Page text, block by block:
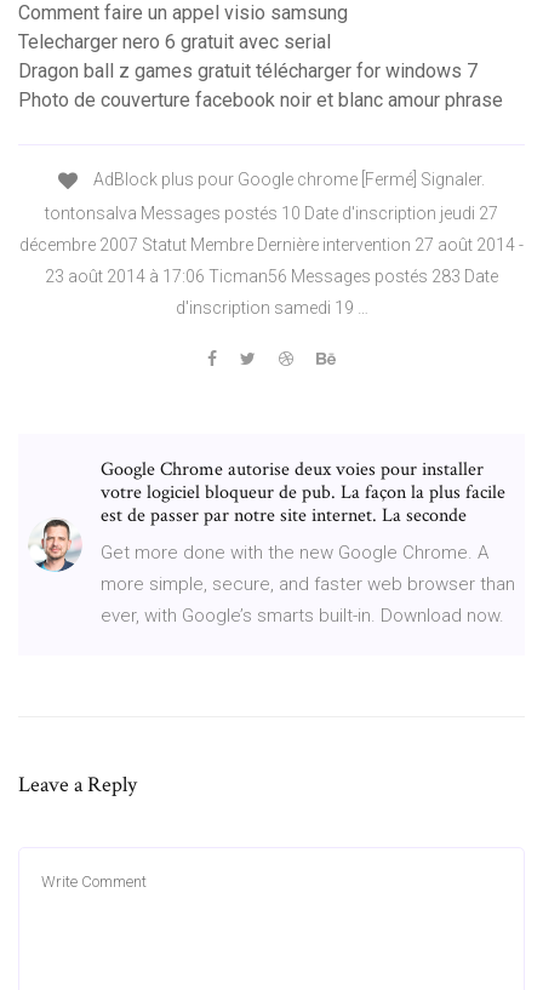
Comment faire un appel visio samsung
Telecharger nero 6 gratuit avec serial
Dragon ball z games gratuit télécharger for windows 7
Photo de couverture facebook noir et blanc amour phrase
AdBlock plus pour Google chrome [Fermé] Signaler.
tontonsalva Messages postés 10 Date d'inscription jeudi 27
décembre 2007 Statut Membre Dernière intervention 27 août 2014 -
23 août 2014 à 17:06 Ticman56 Messages postés 283 Date
d'inscription samedi 19 …
Google Chrome autorise deux voies pour installer
votre logiciel bloqueur de pub. La façon la plus facile
est de passer par notre site internet. La seconde
Get more done with the new Google Chrome. A
more simple, secure, and faster web browser than
ever, with Google’s smarts built-in. Download now.
Leave a Reply